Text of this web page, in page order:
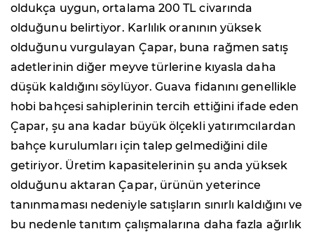
oldukça uygun, ortalama 200 TL civarında
olduğunu belirtiyor. Karlılık oranının yüksek
olduğunu vurgulayan Çapar, buna rağmen satış
adetlerinin diğer meyve türlerine kıyasla daha
düşük kaldığını söylüyor. Guava fidanını genellikle
hobi bahçesi sahiplerinin tercih ettiğini ifade eden
Çapar, şu ana kadar büyük ölçekli yatırımcılardan
bahçe kurulumları için talep gelmediğini dile
getiriyor. Üretim kapasitelerinin şu anda yüksek
olduğunu aktaran Çapar, ürünün yeterince
tanınmaması nedeniyle satışların sınırlı kaldığını ve
bu nedenle tanıtım çalışmalarına daha fazla ağırlık